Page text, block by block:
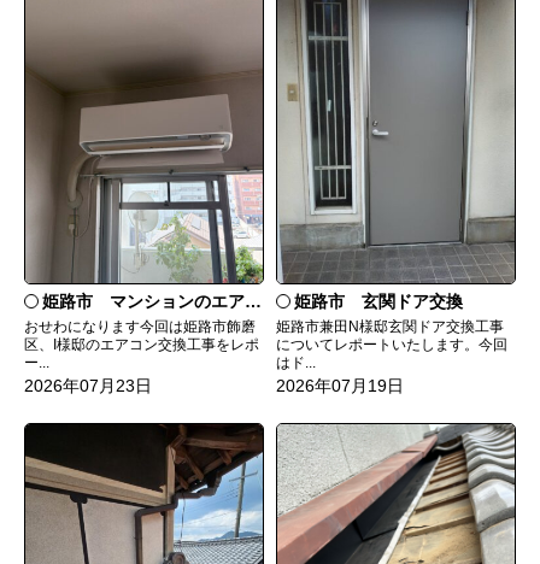
姫路市 マンションのエアコンをダイキンRXへ交換
おせわになります今回は姫路市飾磨
区、I様邸のエアコン交換工事をレポ
ー...
2026年07月23日
姫路市 玄関ドア交換
姫路市兼田N様邸玄関ドア交換工事
についてレポートいたします。今回
はド...
2026年07月19日